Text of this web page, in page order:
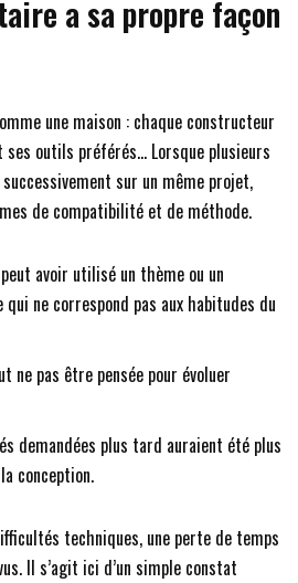
a sa propre façon
une maison : chaque constructeur
outils préférés… Lorsque plusieurs
sur un même projet,
de compatibilité et de méthode.
avoir utilisé un thème ou un
ne correspond pas aux habitudes du
ne pas être pensée pour évoluer
demandées plus tard auraient été plus
conception.
techniques, une perte de temps
Il s’agit ici d’un simple constat